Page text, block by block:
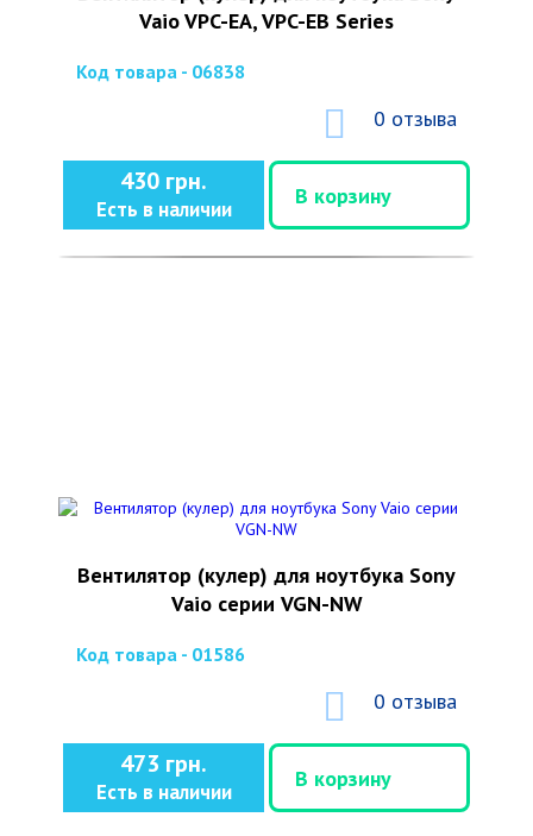
Vaio VPC-EA, VPC-EB Series
Код товара - 06838
0 отзыва
430 грн.
Есть в наличии
В корзину
Вентилятор (кулер) для ноутбука Sony
Vaio серии VGN-NW
Код товара - 01586
0 отзыва
473 грн.
Есть в наличии
В корзину